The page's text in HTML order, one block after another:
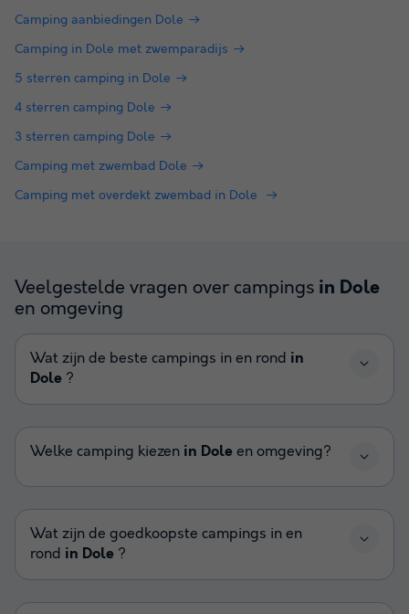
Camping aanbiedingen Dole
Camping in Dole met zwemparadijs
5 sterren camping in Dole
4 sterren camping Dole
3 sterren camping Dole
Camping met zwembad Dole
Camping met overdekt zwembad in Dole
Veelgestelde vragen over campings in Dole
en omgeving
Wat zijn de beste campings in en rond in
Dole ?
Welke camping kiezen in Dole en omgeving?
Wat zijn de goedkoopste campings in en
rond in Dole ?